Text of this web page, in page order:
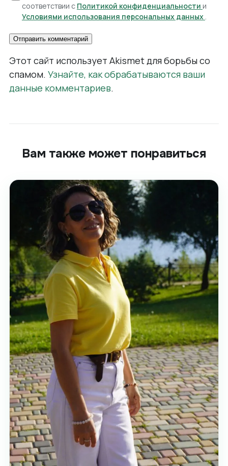
соответствии с Политикой конфиденциальности и
Условиями использования персональных данных .
Этот сайт использует Akismet для борьбы со
спамом. Узнайте, как обрабатываются ваши
данные комментариев.
Вам также может понравиться